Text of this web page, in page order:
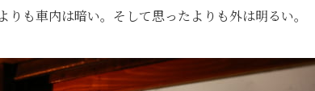
も車内は暗い。そして思ったよりも外は明るい。